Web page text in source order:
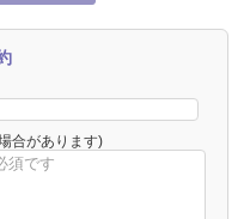
合があります)